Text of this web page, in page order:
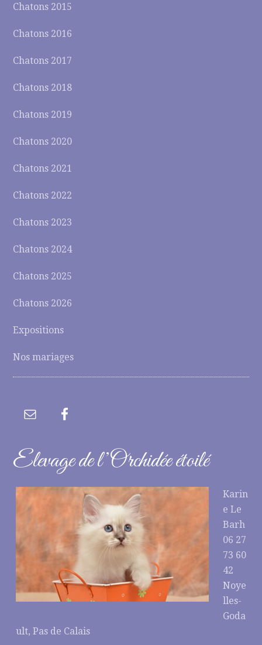
Chatons 2015
Chatons 2016
Chatons 2017
Chatons 2018
Chatons 2019
Chatons 2020
Chatons 2021
Chatons 2022
Chatons 2023
Chatons 2024
Chatons 2025
Chatons 2026
Expositions
Nos mariages
Elevage de l’Orchidée étoilé
Karin
e Le
Barh
06 27
73 60
42
Noye
lles-
Goda
ult, Pas de Calais